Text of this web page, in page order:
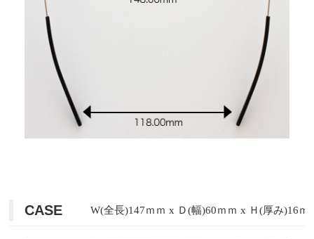
CASE W(全長)147ｍｍ x Ｄ(幅)60ｍｍ x Ｈ(厚み)16ｍ